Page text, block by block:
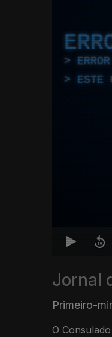
ESTE
Jornal
Primeiro-
O